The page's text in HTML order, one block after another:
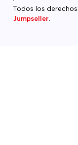
Todos los derechos
Jumpseller